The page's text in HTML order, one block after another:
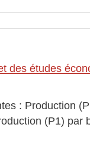
des études
: Production
(P1) par